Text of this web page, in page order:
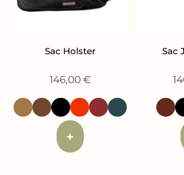
Sac Holster
146,00€
Sac